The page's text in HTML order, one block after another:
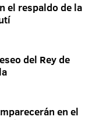
el respaldo de la
del Rey de
en el